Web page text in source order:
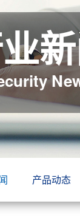
产品动态